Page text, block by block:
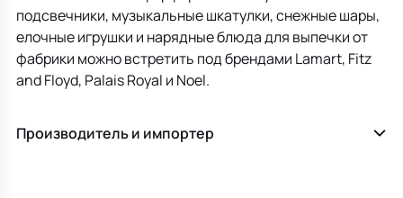
подсвечники, музыкальные шкатулки, снежные шары,
елочные игрушки и нарядные блюда для выпечки от
фабрики можно встретить под брендами Lamart, Fitz
and Floyd, Palais Royal и Noel.
Производитель и импортер